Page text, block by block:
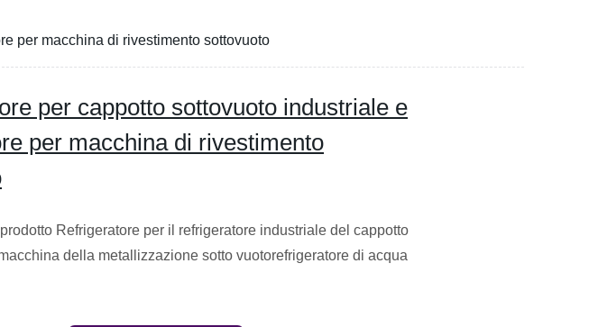
per macchina di rivestimento sottovuoto
per cappotto sottovuoto industriale e
per macchina di rivestimento
Refrigeratore per il refrigeratore industriale del cappotto
della metallizzazione sotto vuotorefrigeratore di acqua